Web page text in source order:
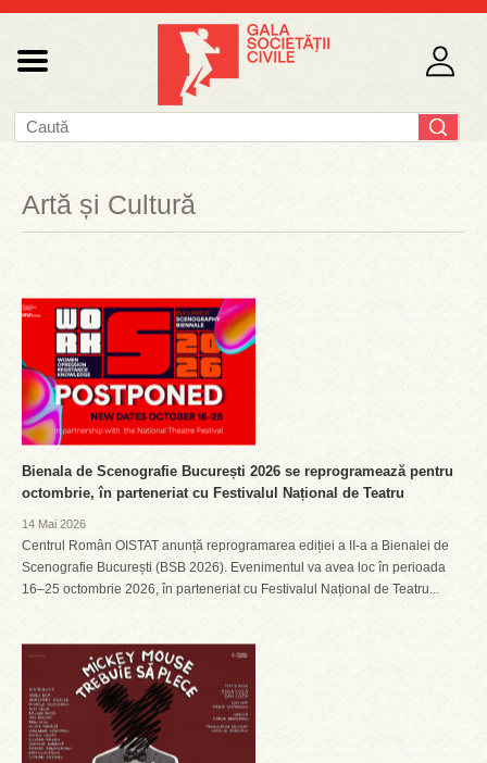
Artă și Cultură
Bienala de Scenografie București 2026 se reprogramează pentru
octombrie, în parteneriat cu Festivalul Național de Teatru
14 Mai 2026
Centrul Român OISTAT anunță reprogramarea ediției a II-a a Bienalei de
Scenografie București (BSB 2026). Evenimentul va avea loc în perioada
16–25 octombrie 2026, în parteneriat cu Festivalul Național de Teatru...